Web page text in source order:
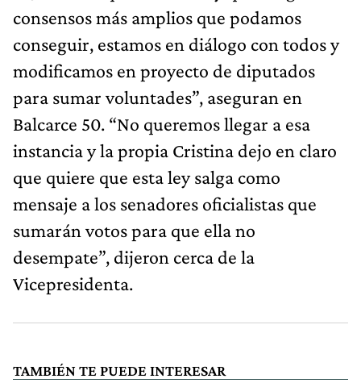
consensos más amplios que podamos
conseguir, estamos en diálogo con todos y
modificamos en proyecto de diputados
para sumar voluntades”, aseguran en
Balcarce 50. “No queremos llegar a esa
instancia y la propia Cristina dejo en claro
que quiere que esta ley salga como
mensaje a los senadores oficialistas que
sumarán votos para que ella no
desempate”, dijeron cerca de la
Vicepresidenta.
TAMBIÉN TE PUEDE INTERESAR